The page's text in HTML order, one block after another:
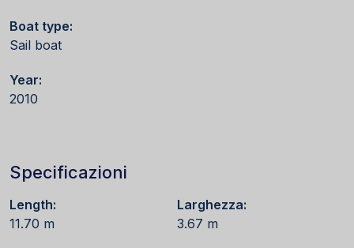
Boat type:
Sail boat
Year:
2010
Specificazioni
Length:
11.70 m
Larghezza:
3.67 m